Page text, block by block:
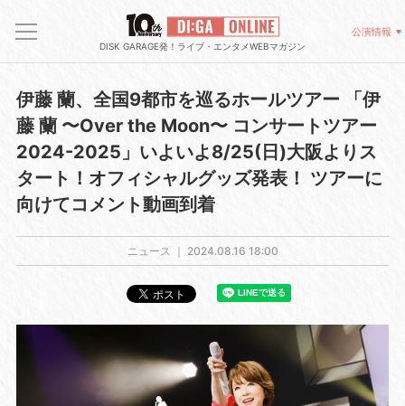
DISK GARAGE発！ライブ・エンタメWEBマガジン
公演情報
伊藤 蘭、全国9都市を巡るホールツアー 「伊
藤 蘭 〜Over the Moon〜 コンサートツアー
2024-2025」いよいよ8/25(日)大阪よりス
タート！オフィシャルグッズ発表！ ツアーに
向けてコメント動画到着
ニュース ｜ 2024.08.16 18:00